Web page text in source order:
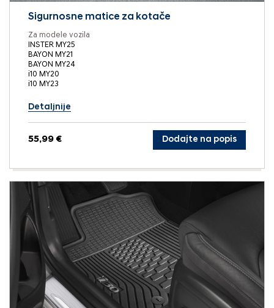
Sigurnosne matice za kotače
Za modele vozila
INSTER MY25
BAYON MY21
BAYON MY24
i10 MY20
i10 MY23
Detaljnije
55,99 € Dodajte na popis